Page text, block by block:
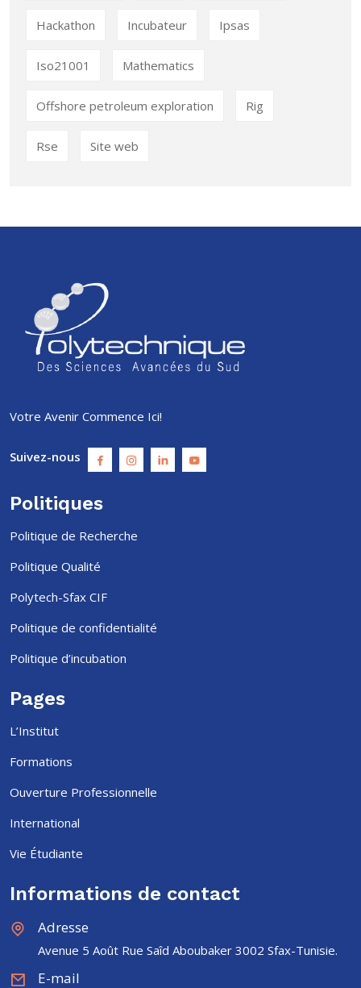
Hackathon Incubateur Ipsas
Iso21001 Mathematics
Offshore petroleum exploration Rig
Rse Site web
Votre Avenir Commence Ici!
Suivez-nous
Politiques
Politique de Recherche
Politique Qualité
Polytech-Sfax CIF
Politique de confidentialité
Politique d’incubation
Pages
L’Institut
Formations
Ouverture Professionnelle
International
Vie Étudiante
Informations de contact
Adresse
Avenue 5 Août Rue Saîd Aboubaker 3002 Sfax-Tunisie.
E-mail